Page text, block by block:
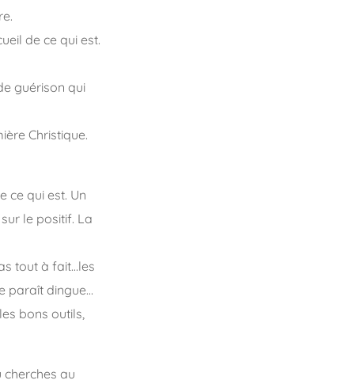
de ce qui est.
guérison qui
Christique.
ce qui est. Un
le positif. La
tout à fait…les
paraît dingue…
bons outils,
au